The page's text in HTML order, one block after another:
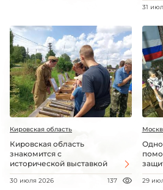
31
Кировская область
Кировская область
знакомится с
исторической выставкой
30 июля 2026 137 29